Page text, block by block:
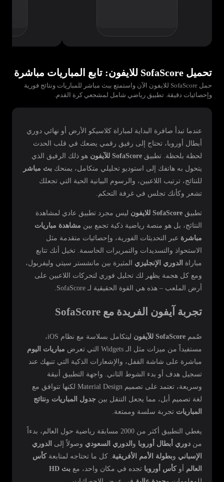
تحميل SofaScore للايفون: تابع المباريات مباشرة
حمل SofaScore للايفون الآن واستمتع ببث مباشر للمباريات ونتائج فورية
وإحصائيات دقيقة. تطبيق رياضي شامل لمشجعي كرة القدم.
عندما تبدأ صافرة البداية لمباراة كلاسيكو الأرض أو نهائي دوري
أبطال أوروبا، تحتاج إلى رفيق رقمي يضعك في قلب الحدث
لحظة بلحظة. تطبيق SofaScore للآيفون
هو ذلك الرفيق الذي
يتحول به هاتفك إلى استوديو تحليلي متكامل، يمنحك بث مباشر
للنتائج، ترتيب اللاعبين، والرسوم البيانية الحية التي تجعلك
تشعر وكأنك تجلس في غرفة التحكم.
تطبيق SofaScore للايفون
ليس مجرد تطبيق عادي لمشاهدة
النتائج، بل هو منصة رياضية ذكية تجمع بين مشاهدة مباريات
مباشرة عبر التحديثات الفورية، وإحصائيات متقدمة مثل
الاستحواذ والتسديدات والتمريرات الحاسمة. تخيل أنك تتابع
مباراة الدوري الإنجليزي المثيرة بين مانشستر سيتي وليفربول،
ومع كل هجمة يظهر لك تحليل فوري لتحركات اللاعبين على
أرض الملعب – هذه هي القوة الحقيقية لـ SofaScore.
تجربة آيفون الفريدة مع SofaScore
صُمم SofaScore للآيفون
ليتكامل بسلاسة مع نظام iOS،
مستفيداً من ميزات مثل الـ Widgets التي تعرض
مباريات اليوم
مباشرة على شاشة القفل، والإشعارات الذكية التي تنبهك عند
تسجيل هدف أو بدء الشوط الثاني. واجهة التطبيق أنيقة
وسريعة، تعتمد على تصميم Material Design لكنها تتوافق مع
لغة تصميم أبل، مما يجعل التنقل بين جدول المباريات ونتائج
المباريات تجربة سلسة وممتعة.
يغطي التطبيق أكثر من 2000 مسابقة رياضية حول العالم، بدءاً
من دوري أبطال أوروبا و الدوري السعودي وصولاً إلى الدوري
الإسباني وبطولة الأمم الأفريقية . كل ما تحتاجه لمتابعة كأس
العالم
أو كأس أوروبا تجده في مكان واحد، مع بث HD